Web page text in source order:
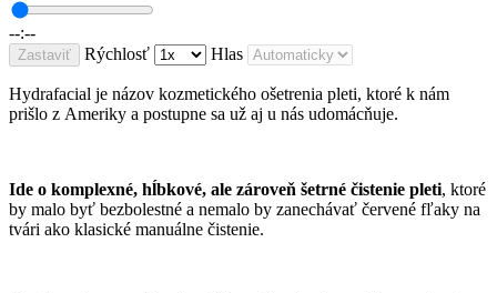
--:--
Zastaviť Rýchlosť Hlas
Hydrafacial je názov kozmetického ošetrenia pleti, ktoré k nám
prišlo z Ameriky a postupne sa už aj u nás udomácňuje.
Ide o komplexné, hĺbkové, ale zároveň šetrné čistenie pleti, ktoré
by malo byť bezbolestné a nemalo by zanechávať červené fľaky na
tvári ako klasické manuálne čistenie.